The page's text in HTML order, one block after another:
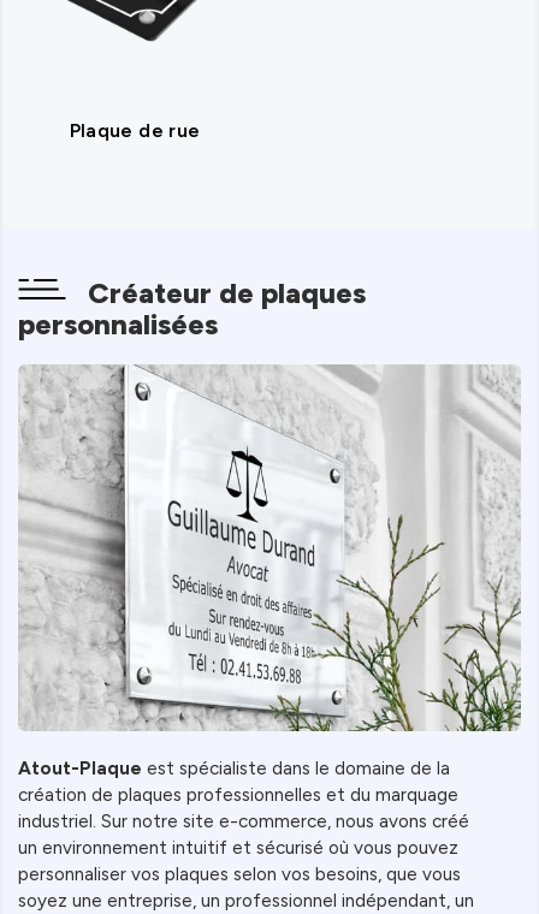
Plaque de rue
Créateur de plaques
personnalisées
Atout-Plaque est spécialiste dans le domaine de la
création de plaques professionnelles et du marquage
industriel. Sur notre site e-commerce, nous avons créé
un environnement intuitif et sécurisé où vous pouvez
personnaliser vos plaques selon vos besoins, que vous
soyez une entreprise, un professionnel indépendant, un